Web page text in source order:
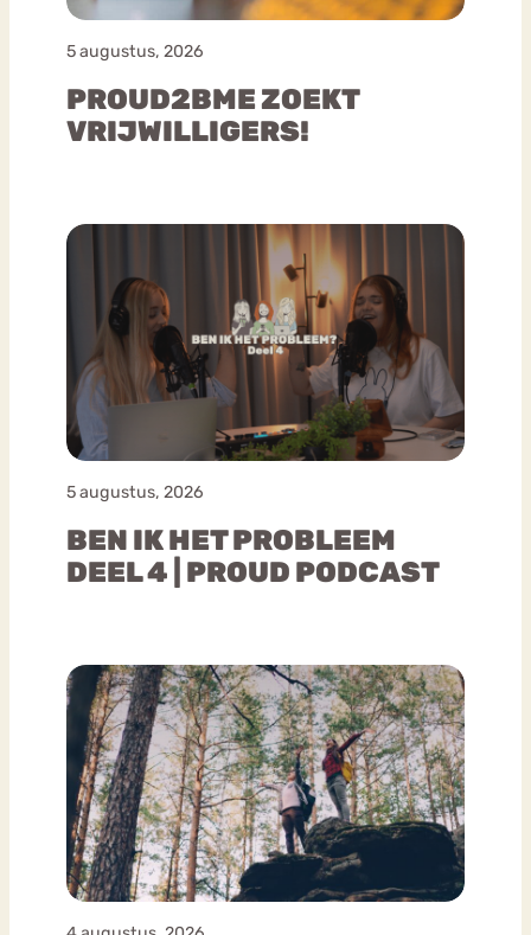
5 augustus, 2026
PROUD2BME ZOEKT
VRIJWILLIGERS!
5 augustus, 2026
BEN IK HET PROBLEEM
DEEL 4 | PROUD PODCAST